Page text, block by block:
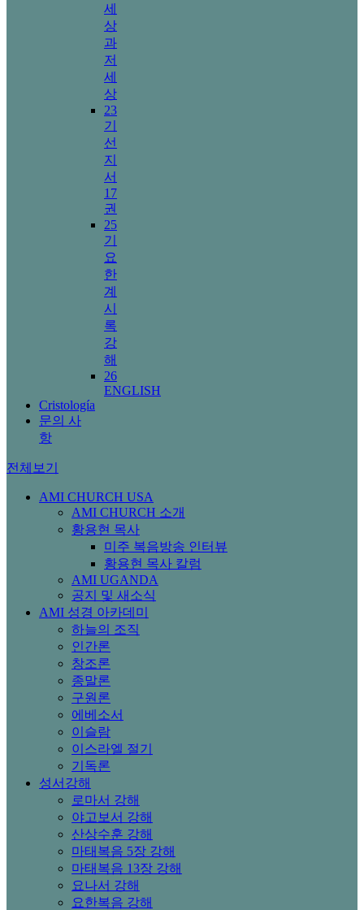
세
상
과
저
세
상
23
기
선
지
서
17
권
25
기
요
한
계
시
록
강
해
26
ENGLISH
Cristología
문의 사
항
전체보기
AMI CHURCH USA
AMI CHURCH 소개
황용현 목사
미주 복음방송 인터뷰
황용현 목사 칼럼
AMI UGANDA
공지 및 새소식
AMI 성경 아카데미
하늘의 조직
인간론
창조론
종말론
구원론
에베소서
이슬람
이스라엘 절기
기독론
성서강해
로마서 강해
야고보서 강해
산상수훈 강해
마태복음 5장 강해
마태복음 13장 강해
요나서 강해
요한복음 강해